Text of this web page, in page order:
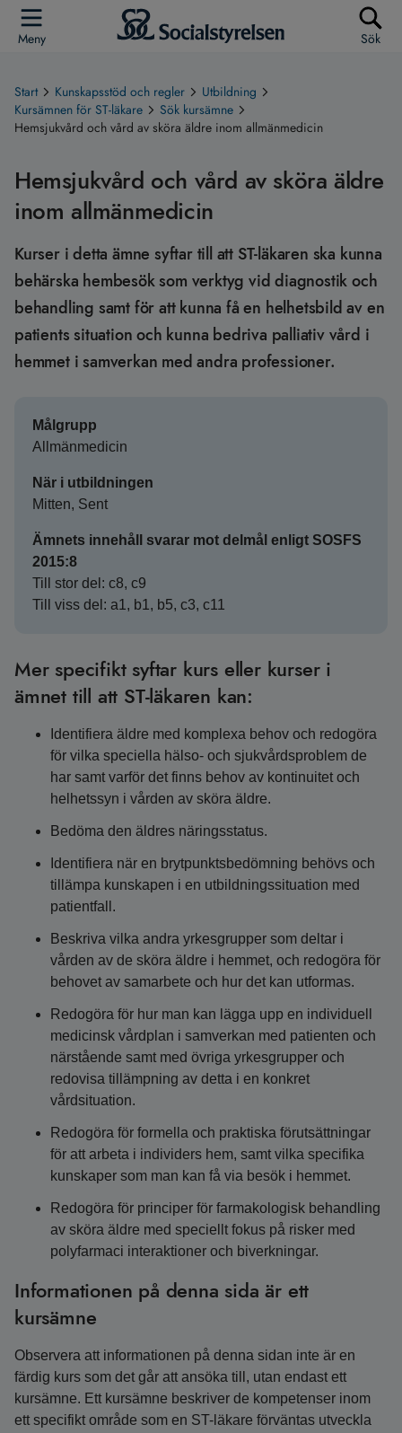
Meny Sök
Start Kunskapsstöd och regler
Utbildning
Kursämnen för ST-läkare
Sök kursämne
Hemsjukvård och vård av sköra äldre inom allmänmedicin
Hemsjukvård och vård av sköra äldre
inom allmänmedicin
Kurser i detta ämne syftar till att ST-läkaren ska kunna
behärska hembesök som verktyg vid diagnostik och
behandling samt för att kunna få en helhetsbild av en
patients situation och kunna bedriva palliativ vård i
hemmet i samverkan med andra professioner.
Målgrupp
Allmänmedicin
När i utbildningen
Mitten, Sent
Ämnets innehåll svarar mot delmål enligt SOSFS
2015:8
Till stor del: c8, c9
Till viss del: a1, b1, b5, c3, c11
Mer specifikt syftar kurs eller kurser i
ämnet till att ST-läkaren kan:
Identifiera äldre med komplexa behov och redogöra
för vilka speciella hälso- och sjukvårdsproblem de
har samt varför det finns behov av kontinuitet och
helhetssyn i vården av sköra äldre.
Bedöma den äldres näringsstatus.
Identifiera när en brytpunktsbedömning behövs och
tillämpa kunskapen i en utbildningssituation med
patientfall.
Beskriva vilka andra yrkesgrupper som deltar i
vården av de sköra äldre i hemmet, och redogöra för
behovet av samarbete och hur det kan utformas.
Redogöra för hur man kan lägga upp en individuell
medicinsk vårdplan i samverkan med patienten och
närstående samt med övriga yrkesgrupper och
redovisa tillämpning av detta i en konkret
vårdsituation.
Redogöra för formella och praktiska förutsättningar
för att arbeta i individers hem, samt vilka specifika
kunskaper som man kan få via besök i hemmet.
Redogöra för principer för farmakologisk behandling
av sköra äldre med speciellt fokus på risker med
polyfarmaci interaktioner och biverkningar.
Informationen på denna sida är ett
kursämne
Observera att informationen på denna sidan inte är en
färdig kurs som det går att ansöka till, utan endast ett
kursämne. Ett kursämne beskriver de kompetenser inom
ett specifikt område som en ST-läkare förväntas utveckla